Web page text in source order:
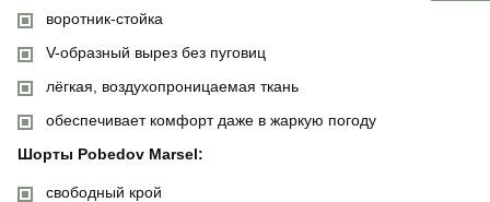
воротник-стойка
V-образный вырез без пуговиц
лёгкая, воздухопроницаемая ткань
обеспечивает комфорт даже в жаркую погоду
Шорты Pobedov Marsel:
свободный крой